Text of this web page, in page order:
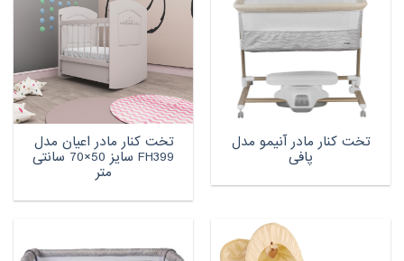
تخت کنار مادر آنیمو مدل
پافی
تخت کنار مادر اعیان مدل
FH399 سایز 50×70 سانتی
متر